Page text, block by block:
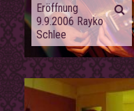
Eröffnung
9.9.2006 Rayko
Schlee